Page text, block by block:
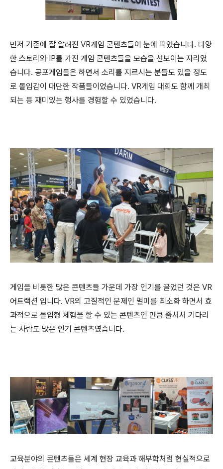
먼저 기존에 잘 알려진 VR게임 콘텐츠들이 눈에 띄었습니다. 다양
한 스토리와 IP를 가진 게임 콘텐츠들을 모습을 선보이는 자리였
습니다. 공포게임들은 하면서 소리를 지르시는 분들도 있을 정도
로 몰입감이 대단한 작품들이었습니다. VR게임 대회도 함께 개최
되는 등 재미있는 행사를 경험할 수 있었습니다.
게임을 비롯한 많은 콘텐츠들 가운데 가장 인기를 끌었던 것은 VR
어트랙션 입니다. VR의 고질적인 문제인 멀미를 최소화 하면서 효
과적으로 몰입형 체험을 할 수 있는 콘텐츠인 만큼 줄서서 기다리
는 사람도 많은 인기 콘텐츠였습니다.
교육분야의 콘텐츠들은 세계 현장 교육과 해부학처럼 현실적으로